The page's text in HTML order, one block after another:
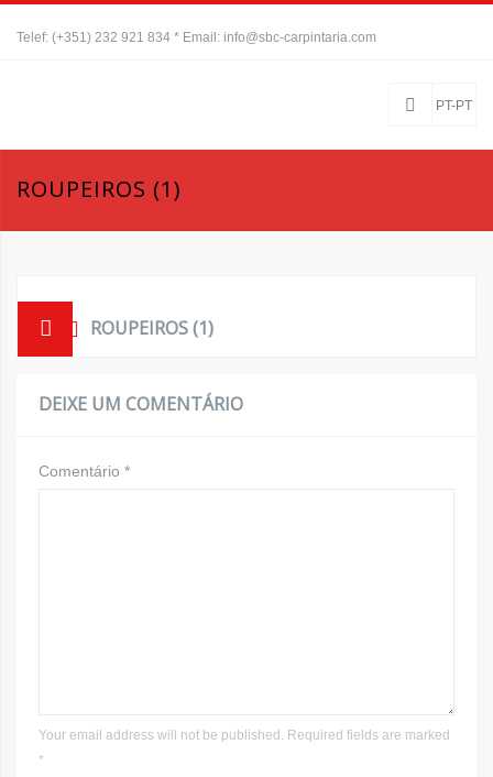
Telef: (+351) 232 921 834 * Email: info@sbc-carpintaria.com
PT-PT
ROUPEIROS (1)
ROUPEIROS (1)
DEIXE UM COMENTÁRIO
Comentário *
Your email address will not be published. Required fields are marked
*